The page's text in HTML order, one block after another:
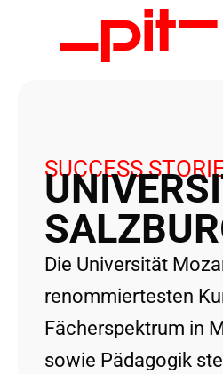
SUCCESS
Die Universität
renommiertesten
Fächerspektrum in
sowie Pädagogik